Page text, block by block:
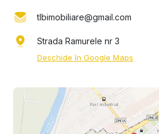
tlbimobiliare@gmail.com
Strada Ramurele nr 3
Deschide în Google Maps